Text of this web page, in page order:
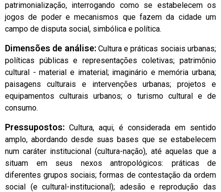
patrimonialização, interrogando como se estabelecem os
jogos de poder e mecanismos que fazem da cidade um
campo de disputa social, simbólica e política.
Dimensões de análise: Cultura e práticas sociais urbanas;
políticas públicas e representações coletivas; patrimônio
cultural - material e imaterial; imaginário e memória urbana;
paisagens culturais e intervenções urbanas; projetos e
equipamentos culturais urbanos; o turismo cultural e de
consumo.
Pressupostos: Cultura, aqui, é considerada em sentido
amplo, abordando desde suas bases que se estabelecem
num caráter institucional (cultura-nação), até aquelas que a
situam em seus nexos antropológicos: práticas de
diferentes grupos sociais; formas de contestação da ordem
social (e cultural-institucional); adesão e reprodução das